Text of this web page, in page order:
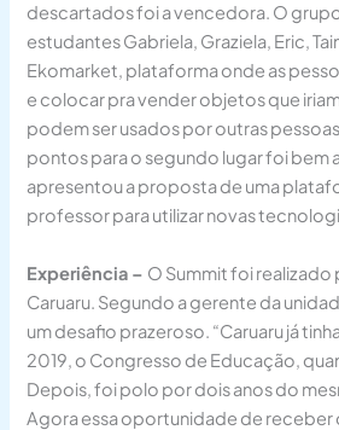
descartados foi a vencedora. O
estudantes Gabriela, Graziela, Eric,
Ekomarket, plataforma onde as
e colocar pra vender objetos que
podem ser usados por outras
pontos para o segundo lugar foi bem
apresentou a proposta de uma
professor para utilizar novas
Experiência – O Summit foi realizado
Caruaru. Segundo a gerente da
um desafio prazeroso. “Caruaru já
2019, o Congresso de Educação,
Depois, foi polo por dois anos do
Agora essa oportunidade de receber